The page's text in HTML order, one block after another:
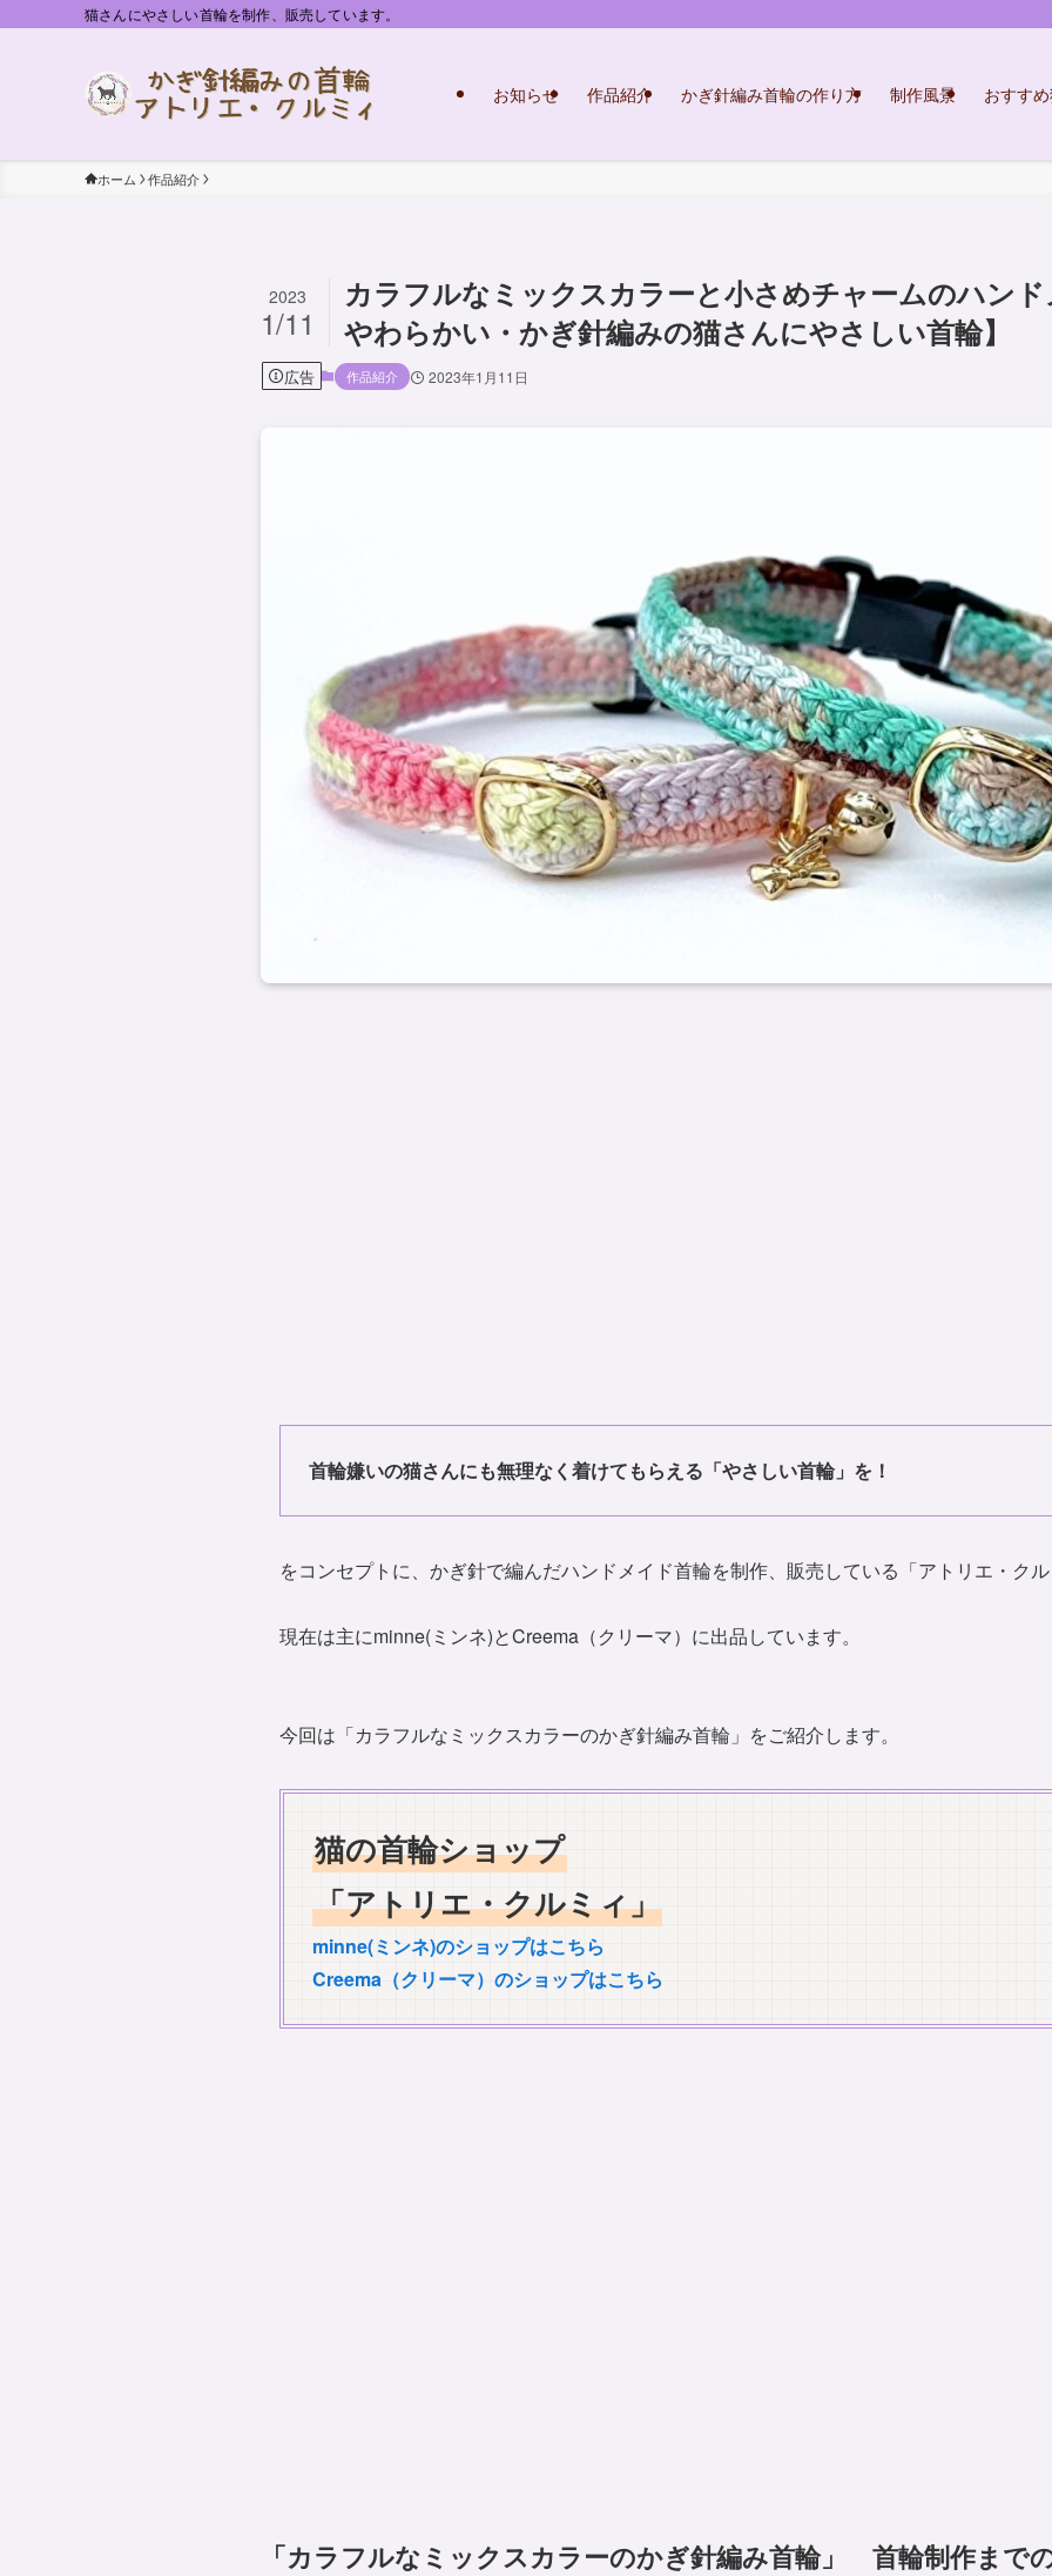
猫さんにやさしい首輪を制作、販売しています。
お知らせ 作品紹介 かぎ針編み首輪の作り方 制作風景 おすす
ホーム 作品紹介
カラフルなミックスカラーと小さめチャームのハン
やわらかい・かぎ針編みの猫さんにやさしい首輪】
2023
1/11
広告 作品紹介 2023年1月11日
首輪嫌いの猫さんにも無理なく着けてもらえる「やさしい首輪」を！
をコンセプトに、かぎ針で編んだハンドメイド首輪を制作、販売している「アトリエ・ク
現在は主にminne(ミンネ)とCreema（クリーマ）に出品しています。
今回は「カラフルなミックスカラーのかぎ針編み首輪」をご紹介します。
猫の首輪ショップ
「アトリエ・クルミィ」
minne(ミンネ)のショップはこちら
Creema（クリーマ）のショップはこちら
「カラフルなミックスカラーのかぎ針編み首輪」 首輪制作まで